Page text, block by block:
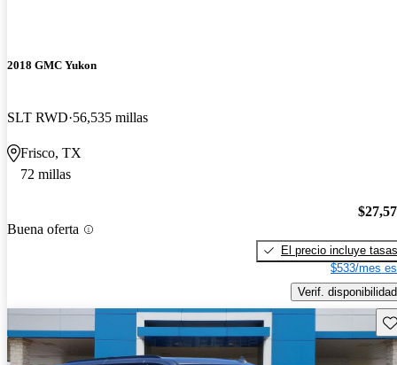
2018 GMC Yukon
SLT RWD 56,535 millas
Frisco, TX
72 millas
Buena oferta
El precio incluye tasas
$533/mes
Verif. disponibilidad